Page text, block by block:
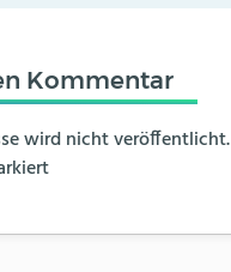
Kommentar
wird nicht veröffentlicht.